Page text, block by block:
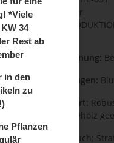
*Viele
KW 34
Rest ab
in den
zu
Pflanzen
Sträucher
Bezeichnung:
Bezeichnungen:
und Standort:
als Blattschmuck-Gehölz
Normalstrauch;